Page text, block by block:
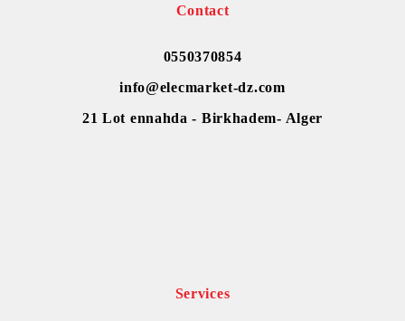
Contact
0550370854
info@elecmarket-dz.com
21 Lot ennahda - Birkhadem- Alger
Services